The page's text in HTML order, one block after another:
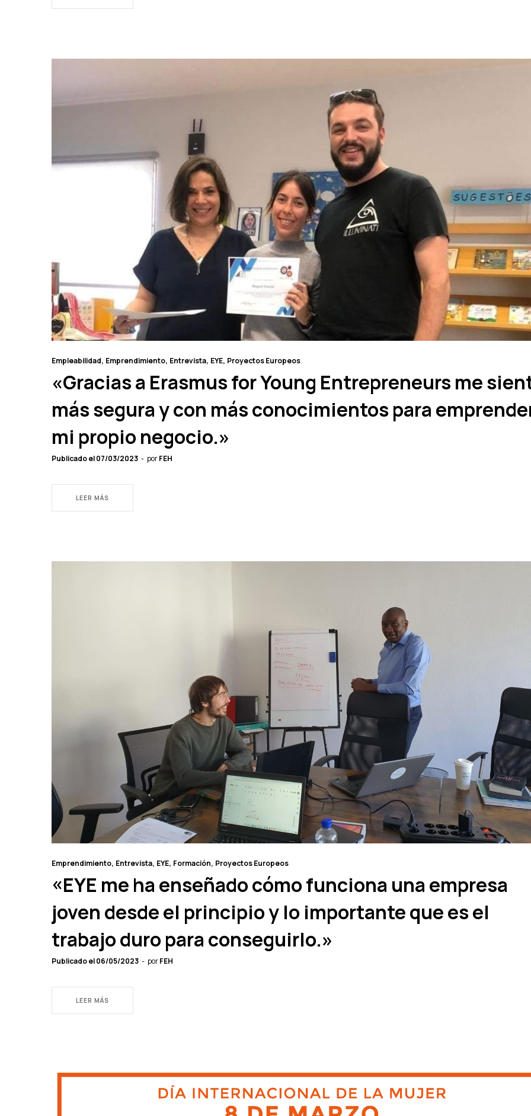
Empleabilidad Emprendimiento Entrevista EYE Proyectos Europeos
«Gracias a Erasmus for Young Entrepreneurs me
más segura y con más conocimientos para
mi propio negocio.»
Publicado el07/03/2023 porFEH
LEER MÁS
Emprendimiento Entrevista EYE Formación Proyectos Europeos
«EYE me ha enseñado cómo funciona una empresa
joven desde el principio y lo importante que es el
trabajo duro para conseguirlo.»
Publicado el06/05/2023 porFEH
LEER MÁS